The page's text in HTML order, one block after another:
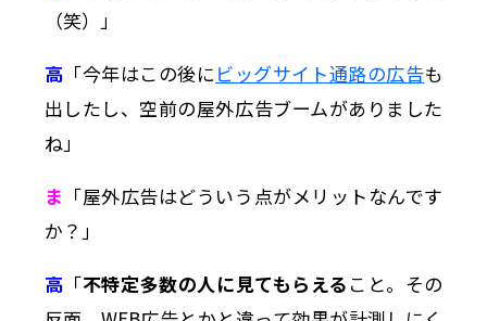
（笑）」
高 「今年はこの後に ビッグサイト通路の広告も
出したし、空前の屋外広告ブームがありました
ね」
ま 「屋外広告はどういう点がメリットなんです
か？」
高 「不特定多数の人に見てもらえる こと。その